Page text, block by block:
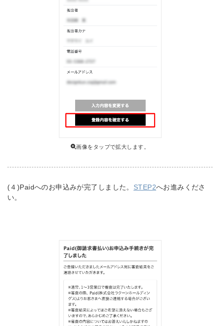
画像をタップで拡大します。
(４)Paidへのお申込みが完了しました。 STEP2へお進みくださ
い。